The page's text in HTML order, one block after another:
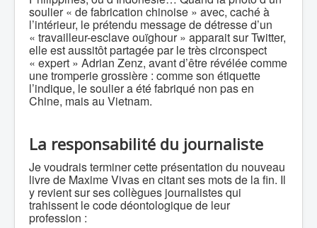
soulier « de fabrication chinoise » avec, caché à
l’intérieur, le prétendu message de détresse d’un
« travailleur-esclave ouïghour » apparait sur Twitter,
elle est aussitôt partagée par le très circonspect
« expert » Adrian Zenz, avant d’être révélée comme
une tromperie grossière : comme son étiquette
l’indique, le soulier a été fabriqué non pas en
Chine, mais au Vietnam.
La responsabilité du journaliste
Je voudrais terminer cette présentation du nouveau
livre de Maxime Vivas en citant ses mots de la fin. Il
y revient sur ses collègues journalistes qui
trahissent le code déontologique de leur
profession :